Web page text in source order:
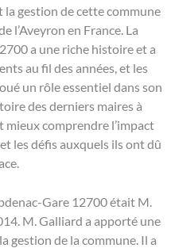
gestion de cette commune
l’Aveyron en France. La
a une riche histoire et a
au fil des années, et les
un rôle essentiel dans son
des derniers maires à
comprendre l’impact
les défis auxquels ils ont dû
Gare 12700 était M.
M. Galliard a apporté une
gestion de la commune. Il a